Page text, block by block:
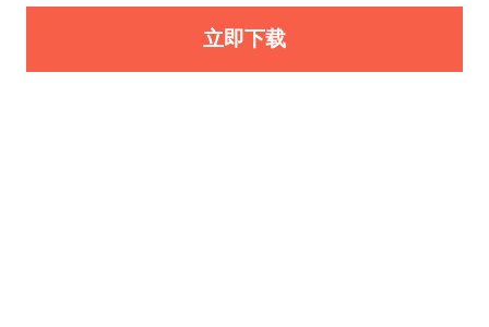
立即下载